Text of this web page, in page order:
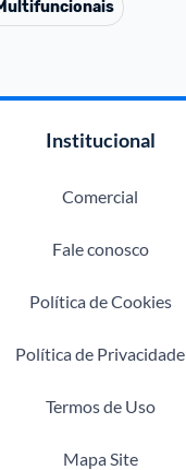
Institucional
Comercial
Fale conosco
Política de Cookies
Política de Privacidade
Termos de Uso
Mapa Site